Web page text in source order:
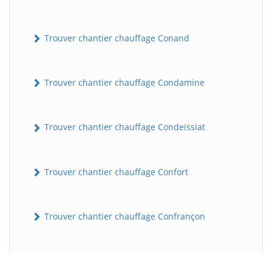
Trouver chantier chauffage Conand
Trouver chantier chauffage Condamine
Trouver chantier chauffage Condeissiat
Trouver chantier chauffage Confort
Trouver chantier chauffage Confrançon